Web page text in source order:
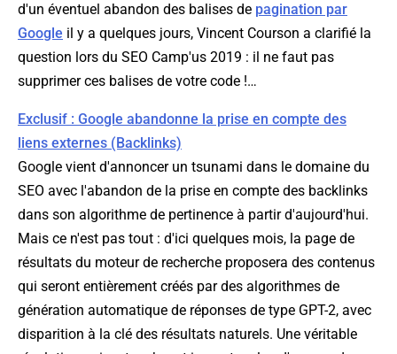
d'un éventuel abandon des balises de pagination par
Google il y a quelques jours, Vincent Courson a clarifié la
question lors du SEO Camp'us 2019 : il ne faut pas
supprimer ces balises de votre code !…
Exclusif : Google abandonne la prise en compte des
liens externes (Backlinks)
Google vient d'annoncer un tsunami dans le domaine du
SEO avec l'abandon de la prise en compte des backlinks
dans son algorithme de pertinence à partir d'aujourd'hui.
Mais ce n'est pas tout : d'ici quelques mois, la page de
résultats du moteur de recherche proposera des contenus
qui seront entièrement créés par des algorithmes de
génération automatique de réponses de type GPT-2, avec
disparition à la clé des résultats naturels. Une véritable